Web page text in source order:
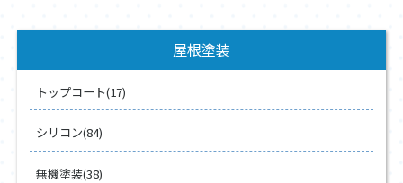
屋根塗装
トップコート(17)
シリコン(84)
無機塗装(38)